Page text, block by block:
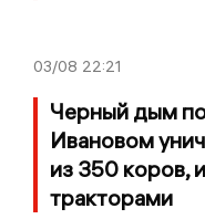
03/08 22:21
Черный дым
Ивановом
из 350 коров,
тракторами